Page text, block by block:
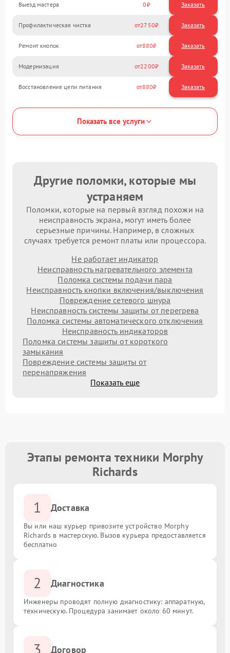
Выезд мастера 0 Заказать
Профилактическая чистка 2750
Ремонт кнопок 880
Модернизация 2200
Восстановление цепи питания 880
Показать все услуги
Другие поломки, которые мы
устраняем
Поломки, которые на первый взгляд похожи на
неисправность экрана, могут иметь более
серьезные причины. Например, в сложных
случаях требуется ремонт платы или процессора.
Не работает индикатор
Неисправность нагревательного элемента
Поломка системы подачи пара
Неисправность кнопки включения/выключения
Повреждение сетевого шнура
Неисправность системы защиты от перегрева
Поломка системы автоматического отключения
Неисправность индикаторов
Поломка системы защиты от короткого
замыкания
Повреждение системы защиты от
перенапряжения
Показать еще
Этапы ремонта техники Morphy
Richards
1 Доставка
Вы или наш курьер привозите устройство Morphy
Richards в мастерскую. Вызов курьера предоставляется
бесплатно
2 Диагностика
Инженеры проводят полную диагностику: аппаратную,
техническую. Процедура занимает около 60 минут.
Договор